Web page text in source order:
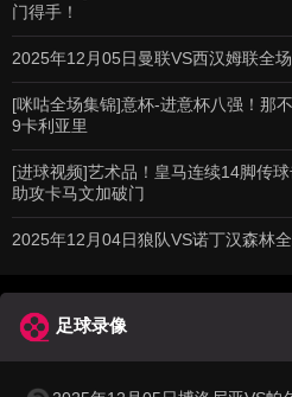
门得手！
2025年12月05日曼联VS西汉姆联全
[咪咕全场集锦]意杯-进意杯八强！那
9卡利亚里
[进球视频]艺术品！皇马连续14脚传
助攻卡马文加破门
2025年12月04日狼队VS诺丁汉森林
足球录像